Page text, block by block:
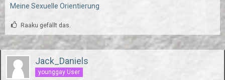
Meine Sexuelle Orientierung
Raaku gefällt das.
Jack_Daniels
younggay User